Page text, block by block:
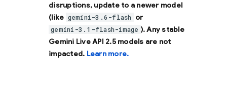
disruptions, update to a newer model
(like gemini-3.6-flash or
gemini-3.1-flash-image ). Any stable
Gemini Live API 2.5 models are not
impacted. Learn more.